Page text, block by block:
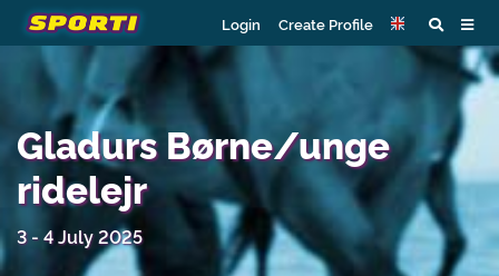
Login Create Profile
Gladurs Børne/unge
ridelejr
3 - 4 July 2025